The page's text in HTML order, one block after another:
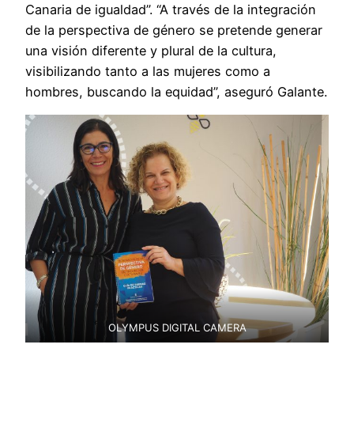
Canaria de igualdad”. “A través de la integración
de la perspectiva de género se pretende generar
una visión diferente y plural de la cultura,
visibilizando tanto a las mujeres como a
hombres, buscando la equidad”, aseguró Galante.
OLYMPUS DIGITAL CAMERA